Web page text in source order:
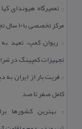
:: تعمیرگاه هیوندای
مركز تخصصی با ۱۰ سال تجربه
:: ریوان كمپ، تعهد
تجهیزات كمپینگ در
:: فریت بار از ایران به
كامل صفر تا صد
:: بهترین كشورها